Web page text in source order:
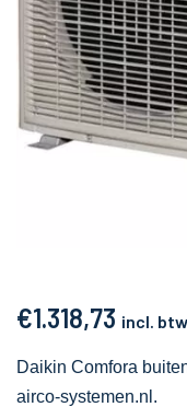
€1.318,73 incl. btw
Daikin Comfora
airco-systemen.nl.